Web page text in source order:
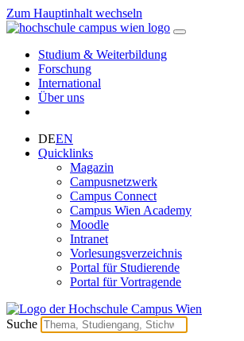
Zum Hauptinhalt wechseln
Studium & Weiterbildung
Forschung
International
Über uns
DEEN
Quicklinks
Magazin
Campusnetzwerk
Campus Connect
Campus Wien Academy
Moodle
Intranet
Vorlesungsverzeichnis
Portal für Studierende
Portal für Vortragende
Suche